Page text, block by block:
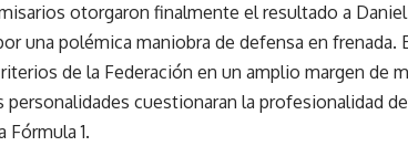
otorgaron finalmente el resultado a Daniel
una polémica maniobra de defensa en frenada.
de la Federación en un amplio margen de
cuestionaran la profesionalidad
Fórmula 1.